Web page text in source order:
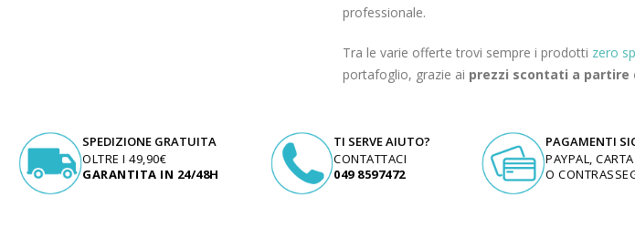
professionale.
Tra le varie offerte trovi sempre i prodotti zero
portafoglio, grazie ai prezzi scontati a partire
SPEDIZIONE GRATUITA
OLTRE I 49,90€
GARANTITA IN 24/48H
TI SERVE AIUTO?
CONTATTACI
049 8597472
PAGAMENTI
PAYPAL,
O